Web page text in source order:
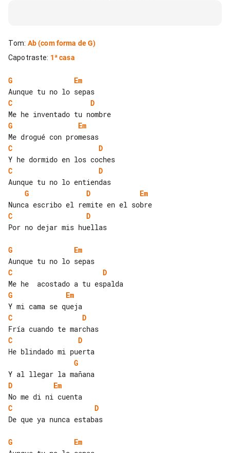
Tom: Ab(com forma de G)
Capotraste: 1ª casa
G
Em
C
D
G
Em
C
D
C
D
G
D
Em
C
D
Por no dejar mis huellas
G
Em
C
D
G
Em
C
D
C
D
G
D
Em
C
D
De que ya nunca estabas
G
Em